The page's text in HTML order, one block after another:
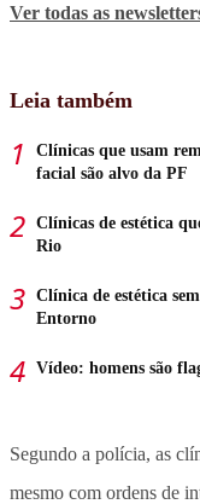
Ver todas as
Leia também
Clínicas que usam
facial são alvo da PF
Clínicas de estética
Rio
Clínica de estética
Entorno
Vídeo: homens são
Segundo a polícia, as
mesmo com ordens de